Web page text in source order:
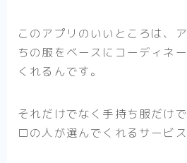
このアプリのいいところは、
ちの服をベースにコーディネ
くれるんです。
それだけでなく手持ち服だけ
ロの人が選んでくれるサービス